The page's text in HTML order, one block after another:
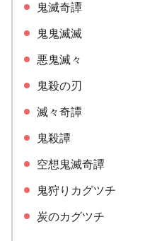
鬼滅奇譚
鬼鬼滅滅
悪鬼滅々
鬼殺の刃
滅々奇譚
鬼殺譚
空想鬼滅奇譚
鬼狩りカグツチ
炭のカグツチ